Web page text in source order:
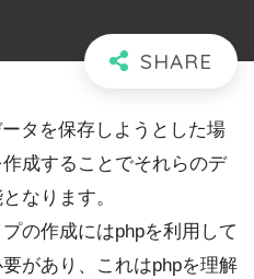
タを保存しようとした場
成することでそれらのデ
なります。
の作成にはphpを利用して
があり、これはphpを理解